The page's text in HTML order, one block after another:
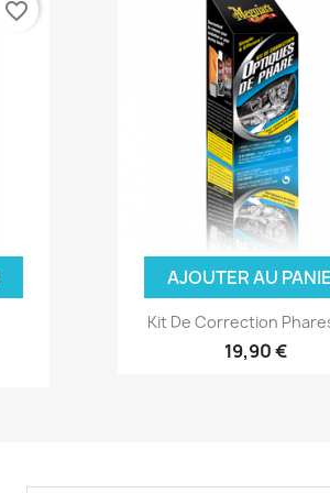
(6
favorite_border
AJOUTER AU
Kit De Correction
19,90 €